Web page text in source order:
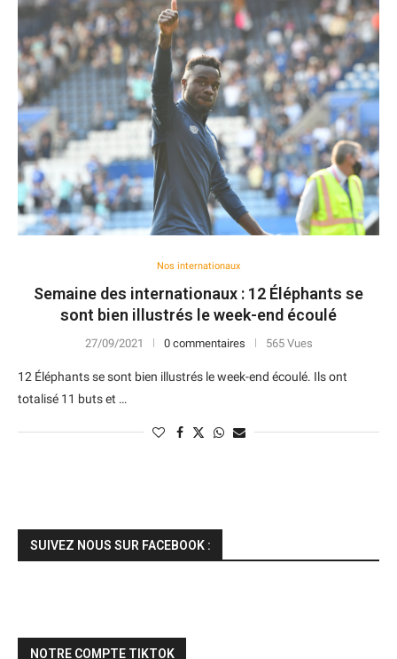
Nos internationaux
Semaine des internationaux : 12 Éléphants se
sont bien illustrés le week-end écoulé
27/09/2021 0 commentaires 565 Vues
12 Éléphants se sont bien illustrés le week-end écoulé. Ils ont
totalisé 11 buts et …
SUIVEZ NOUS SUR FACEBOOK :
NOTRE COMPTE TIKTOK